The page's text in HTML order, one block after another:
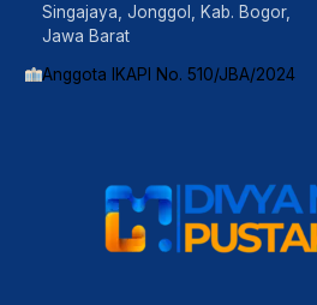
Singajaya, Jonggol, Kab. Bogor,
Jawa Barat
Anggota IKAPI No. 510/JBA/2024